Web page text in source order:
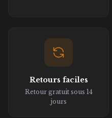
Retours faciles
Retour gratuit sous 14
jours